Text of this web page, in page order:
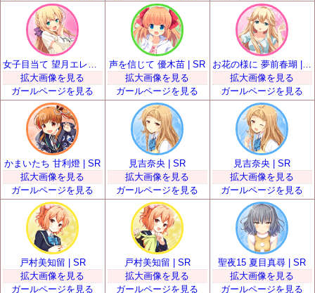
拡大画像を見る
ガールページを見る
声を信じて 優木苗 | SR
拡大画像を見る
ガールページを見る
お花の様に 夢前春瑚 | SR
拡大画像を見る
ガールページを見る
かまいたち 甘利燈 | SR
拡大画像を見る
ガールページを見る
見吉奈央 | SR
拡大画像を見る
ガールページを見る
見吉奈央 | SR
拡大画像を見る
ガールページを見る
戸村美知留 | SR
拡大画像を見る
ガールページを見る
戸村美知留 | SR
拡大画像を見る
ガールページを見る
聖夜15 夏目真尋 | SR
拡大画像を見る
ガールページを見る